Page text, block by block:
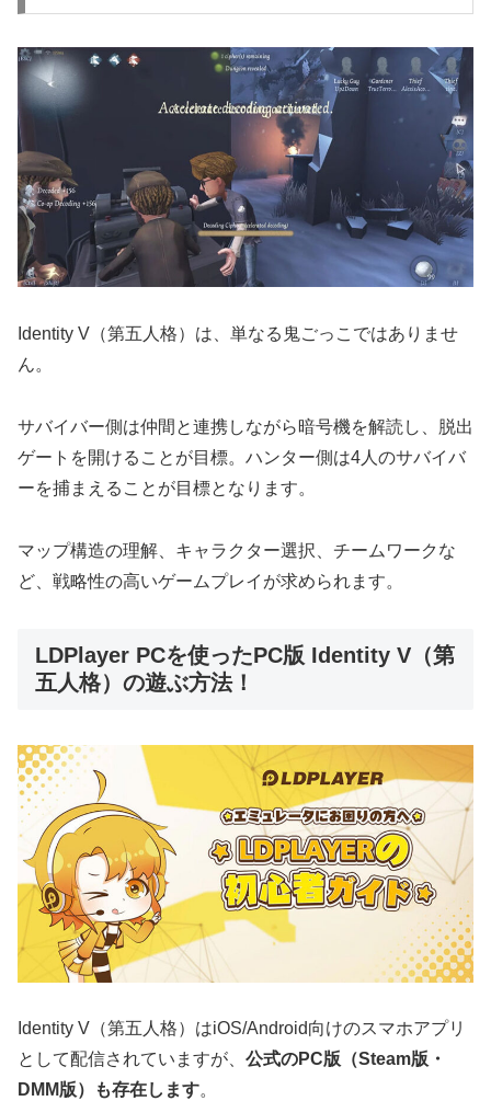
Identity V（第五人格）は、単なる鬼ごっこではありませ
ん。
サバイバー側は仲間と連携しながら暗号機を解読し、脱出
ゲートを開けることが目標。ハンター側は4人のサバイバ
ーを捕まえることが目標となります。
マップ構造の理解、キャラクター選択、チームワークな
ど、戦略性の高いゲームプレイが求められます。
LDPlayer PCを使ったPC版 Identity V（第
五人格）の遊ぶ方法！
Identity V（第五人格）はiOS/Android向けのスマホアプリ
として配信されていますが、 公式のPC版（Steam版・
DMM版）も存在します。